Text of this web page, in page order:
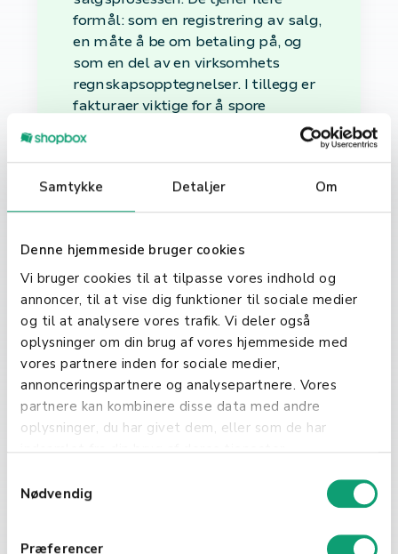
Samtykke Detaljer Om
Denne hjemmeside bruger cookies
Vi bruger cookies til at tilpasse vores indhold og
annoncer, til at vise dig funktioner til sociale medier
og til at analysere vores trafik. Vi deler også
oplysninger om din brug af vores hjemmeside med
vores partnere inden for sociale medier,
annonceringspartnere og analysepartnere. Vores
partnere kan kombinere disse data med andre
oplysninger, du har givet dem, eller som de har
Nødvendig
Præferencer
formål: som en registrering av salg,
en måte å be om betaling på, og
som en del av en virksomhets
regnskapsopptegnelser. I tillegg er
fakturaer viktige for å spore
kundefordringer.
Ulike Typer Fakturaer
inkludert standardfakturaer,
proformafakturaer, kreditnotaer, og
elektroniske fakturaer. Valget av
fakturatypen avhenger av
transaksjonens natur,
virksomhetens behov, og de
juridiske kravene i landet hvor
virksomheten opererer. Fakturaer er
mer enn bare papirarbeid; de er en
hjelper med å opprettholde en sunn